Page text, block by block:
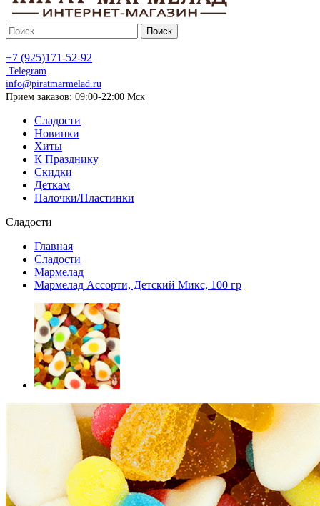
Поиск
+7 (925)171-52-92
Telegram
info@piratmarmelad.ru
Прием заказов: 09:00-22:00 Мск
Сладости
Новинки
Хиты
К Празднику
Скидки
Деткам
Палочки/Пластинки
Сладости
Главная
Сладости
Мармелад
Мармелад Ассорти, Детский Микс, 100 гр